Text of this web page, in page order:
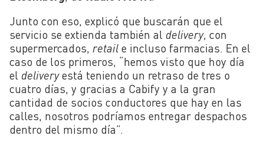
Junto con eso, explicó que buscarán que el
servicio se extienda también al delivery, con
supermercados, retail e incluso farmacias. En el
caso de los primeros, “hemos visto que hoy día
el deliveryestá teniendo un retraso de tres o
cuatro días, y gracias a Cabify y a la gran
cantidad de socios conductores que hay en las
calles, nosotros podríamos entregar despachos
dentro del mismo día”.